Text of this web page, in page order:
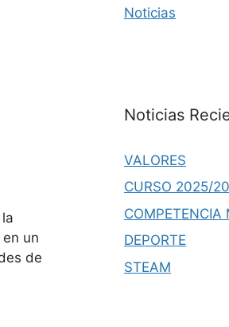
un
de
Noticias
Noticias
VALORES
CURSO 2025/
COMPETENCIA
DEPORTE
STEAM